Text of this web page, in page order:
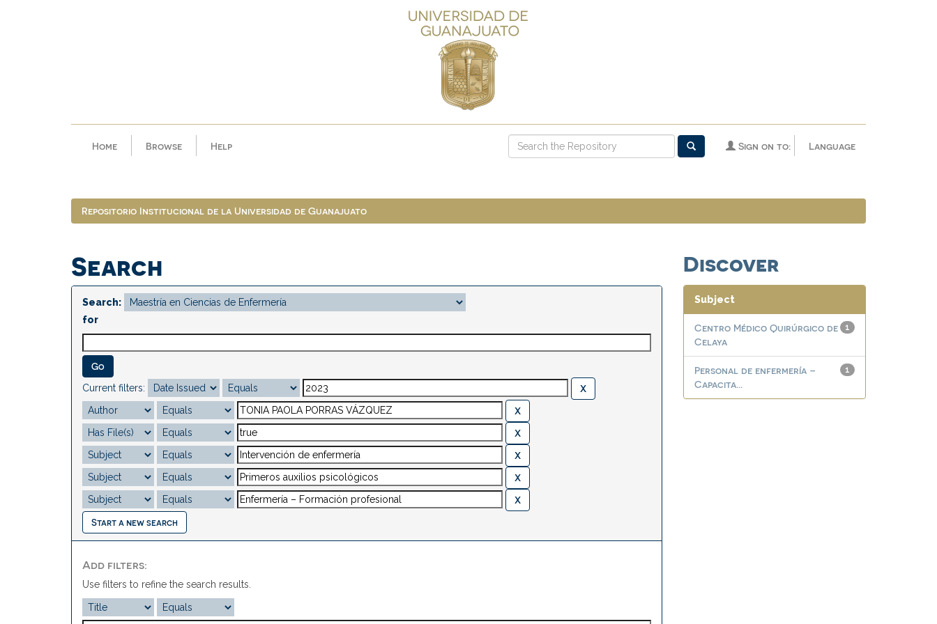
Home Browse Help Language
Sign on to:
Repositorio Institucional de la Universidad de Guanajuato
Search
Search:
for
Current filters:
Start a new search
Add filters:
Use filters to refine the search results.
Discover
Subject
1
Centro Médico Quirúrgico de
Celaya
1
Personal de enfermería –
Capacita...